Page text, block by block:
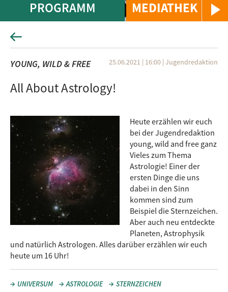
MEDIATHEK
PROGRAMM
YOUNG, WILD & FREE 25.06.2021 | 16:00 | Jugendredaktion
All About Astrology!
Heute erzählen wir euch
bei der Jugendredaktion
young, wild and free ganz
Vieles zum Thema
Astrologie! Einer der
ersten Dinge die uns
dabei in den Sinn
kommen sind zum
Beispiel die Sternzeichen.
Aber auch neu entdeckte
Planeten, Astrophysik
und natürlich Astrologen. Alles darüber erzählen wir euch
heute um 16 Uhr!
UNIVERSUM ASTROLOGIE STERNZEICHEN